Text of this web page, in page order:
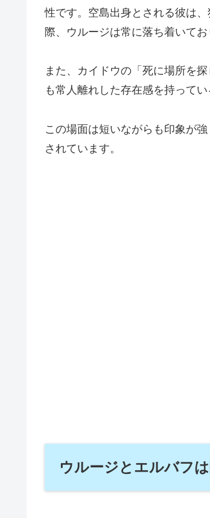
性です。空島出身とされる彼は
際、ウルージは常に落ち着いて
また、カイドウの「死に場所を
も常人離れした存在感を持って
この場面は短いながらも印象が
されています。
ウルージとエルバフ